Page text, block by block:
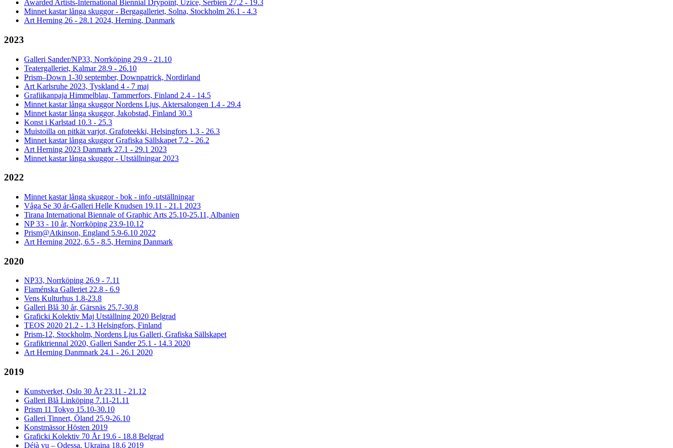
Awarded Artists-International Biennial Drypoint, Uzice, Serbien 27.2 - 19.3
Minnet kastar långa skuggor - Bergagalleriet, Solna, Stockholm 26.1 - 4.3
Art Herning 26 - 28.1 2024, Herning, Danmark
2023
Galleri Sander/NP33, Norrköping 29.9 - 21.10
Teatergalleriet, Kalmar 28.9 - 26.10
Prism–Down 1-30 september, Downpatrick, Nordirland
Art Karlsruhe 2023, Tyskland 4 - 7 maj
Grafiikanpaja Himmelblau, Tammerfors, Finland 2.4 - 14.5
Minnet kastar långa skuggor Nordens Ljus, Aktersalongen 1.4 - 29.4
Minnet kastar långa skuggor, Jakobstad, Finland 30.3
Konst i Karlstad 10.3 - 25.3
Muistoilla on pitkät varjot, Grafoteekki, Helsingfors 1.3 - 26.3
Minnet kastar långa skuggor Grafiska Sällskapet 7.2 - 26.2
Art Herning 2023 Danmark 27.1 - 29.1 2023
Minnet kastar långa skuggor - Utställningar 2023
2022
Minnet kastar långa skuggor - bok - info -utställningar
Våga Se 30 år-Galleri Helle Knudsen 19.11 - 21.1 2023
Tirana International Biennale of Graphic Arts 25.10-25.11, Albanien
NP 33 - 10 år, Norrköping 23.9-10.12
Prism@Atkinson, England 5.9-6.10 2022
Art Herning 2022, 6.5 - 8.5, Herning Danmark
2020
NP33, Norrköping 26.9 - 7.11
Flaménska Galleriet 22.8 - 6.9
Vens Kulturhus 1.8-23.8
Galleri Blå 30 år, Gärsnäs 25.7-30.8
Graficki Kolektiv Maj Utställning 2020 Belgrad
TEOS 2020 21.2 - 1.3 Helsingfors, Finland
Prism-12, Stockholm, Nordens Ljus Galleri, Grafiska Sällskapet
Grafiktriennal 2020, Galleri Sander 25.1 - 14.3 2020
Art Herning Danmnark 24.1 - 26.1 2020
2019
Kunstverket, Oslo 30 År 23.11 - 21.12
Galleri Blå Linköping 7.11-21.11
Prism 11 Tokyo 15.10-30.10
Galleri Tinnert, Öland 25.9-26.10
Konstmässor Hösten 2019
Graficki Kolektiv 70 År 19.6 - 18.8 Belgrad
Déjà vu – Odessa, Ukraina 18.6 2019